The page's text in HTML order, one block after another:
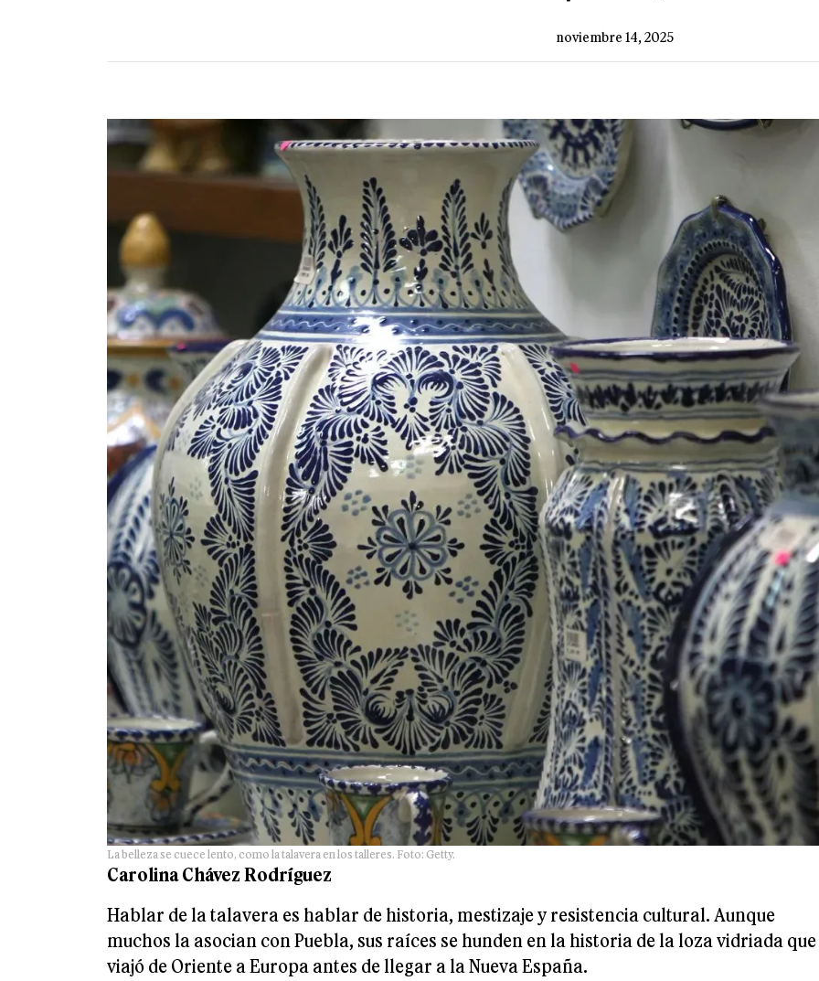
noviembre 14, 2025
La belleza se cuece lento, como la talavera en los talleres. Foto: Getty.
Carolina Chávez Rodríguez
Hablar de la talavera es hablar de historia, mestizaje y resistencia cultural. Aunque
muchos la asocian con Puebla, sus raíces se hunden en la historia de la loza vidriada que
viajó de Oriente a Europa antes de llegar a la Nueva España.